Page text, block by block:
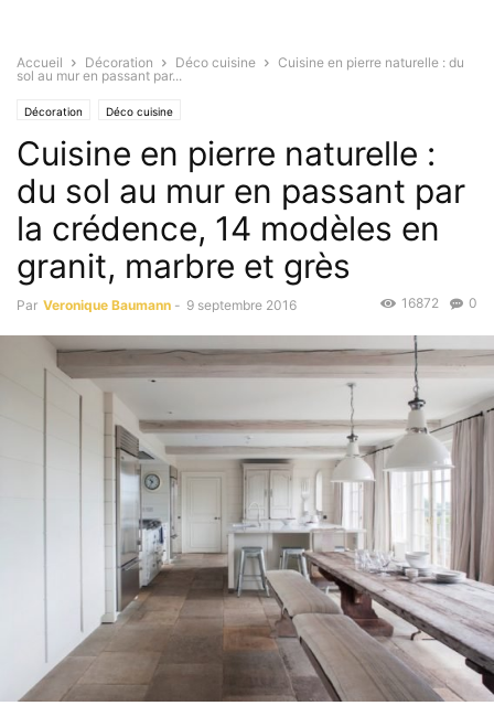
Accueil Décoration Déco cuisine
Cuisine en pierre naturelle : du
sol au mur en passant par...
Décoration Déco cuisine
Cuisine en pierre naturelle :
du sol au mur en passant par
la crédence, 14 modèles en
granit, marbre et grès
Par Veronique Baumann - 9 septembre 2016 0
16872